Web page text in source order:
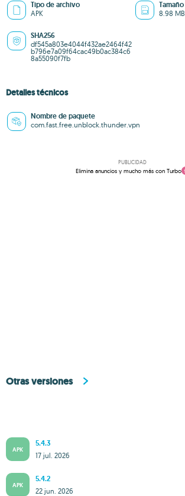
Tipo de archivo
APK
Tamaño
8.98 MB
SHA256
df545a803e4044f432ae2464f42
b796e7a09f64cac49b0ac384c6
8a55090f7fb
Detalles técnicos
Nombre de paquete
com.fast.free.unblock.thunder.vpn
PUBLICIDAD
Elimina anuncios y mucho más con Turbo
Otras versiones
APK
5.4.3
17 jul. 2026
APK
5.4.2
22 jun. 2026